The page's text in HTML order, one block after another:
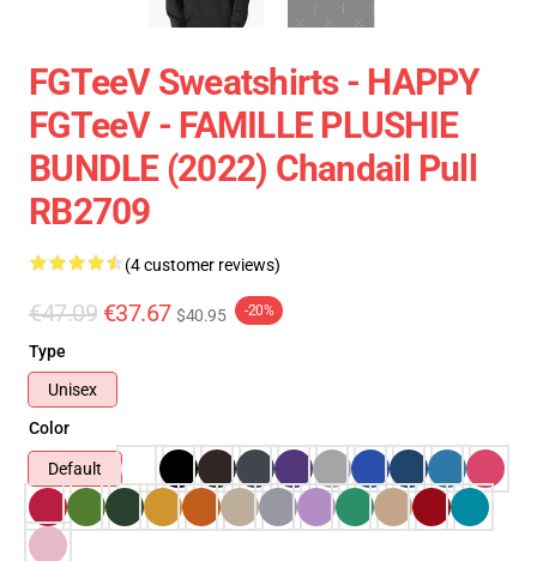
FGTeeV Sweatshirts - HAPPY
FGTeeV - FAMILLE PLUSHIE
BUNDLE (2022) Chandail Pull
RB2709
(4 customer reviews)
€47.09 €37.67 $40.95 -20%
Type
Unisex
Color
Default